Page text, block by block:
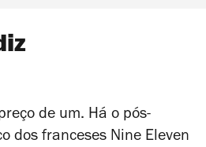
de um. Há o pós-
dos franceses Nine Eleven